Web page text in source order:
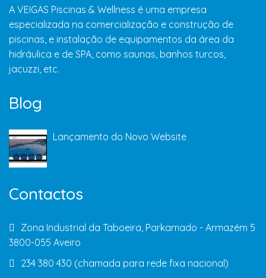
A VEIGAS Piscinas & Wellness é uma empresa
especializada na comercialização e construção de
piscinas, e instalação de equipamentos da área da
hidráulica e de SPA, como saunas, banhos turcos,
jacuzzi, etc.
Blog
Lançamento do Novo Website
Contactos
Zona Industrial da Taboeira, Parkamado - Armazém 5
3800-055 Aveiro
234 380 430 (chamada para rede fixa nacional)